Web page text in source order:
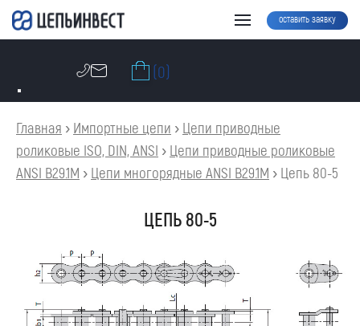
оставить заявку
(0)
Главная › Импортные цепи › Цепи приводные
роликовые ISO, DIN, ANSI › Цепи приводные роликовые
ANSI B29.1M › Цепи многорядные ANSI B29.1M › Цепь 80-5
ЦЕПЬ 80-5